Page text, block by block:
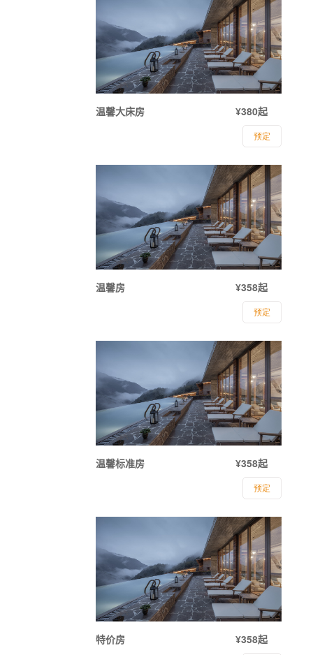
温馨大床房 ¥380起
预定
温馨房 ¥358起
预定
温馨标准房 ¥358起
预定
特价房 ¥358起